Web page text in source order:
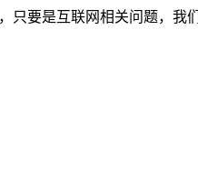
只要是互联网相关问题，我